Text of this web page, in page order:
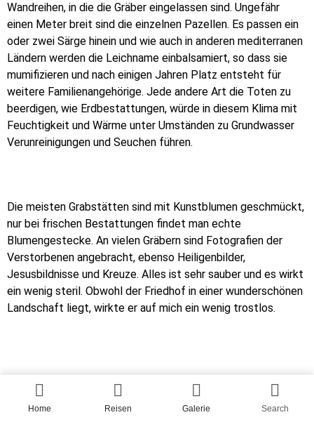
Wandreihen, in die die Gräber eingelassen sind. Ungefähr
einen Meter breit sind die einzelnen Pazellen. Es passen ein
oder zwei Särge hinein und wie auch in anderen mediterranen
Ländern werden die Leichname einbalsamiert, so dass sie
mumifizieren und nach einigen Jahren Platz entsteht für
weitere Familienangehörige. Jede andere Art die Toten zu
beerdigen, wie Erdbestattungen, würde in diesem Klima mit
Feuchtigkeit und Wärme unter Umständen zu Grundwasser
Verunreinigungen und Seuchen führen.
Die meisten Grabstätten sind mit Kunstblumen geschmückt,
nur bei frischen Bestattungen findet man echte
Blumengestecke. An vielen Gräbern sind Fotografien der
Verstorbenen angebracht, ebenso Heiligenbilder,
Jesusbildnisse und Kreuze. Alles ist sehr sauber und es wirkt
ein wenig steril. Obwohl der Friedhof in einer wunderschönen
Landschaft liegt, wirkte er auf mich ein wenig trostlos.
Home Reisen Galerie Search